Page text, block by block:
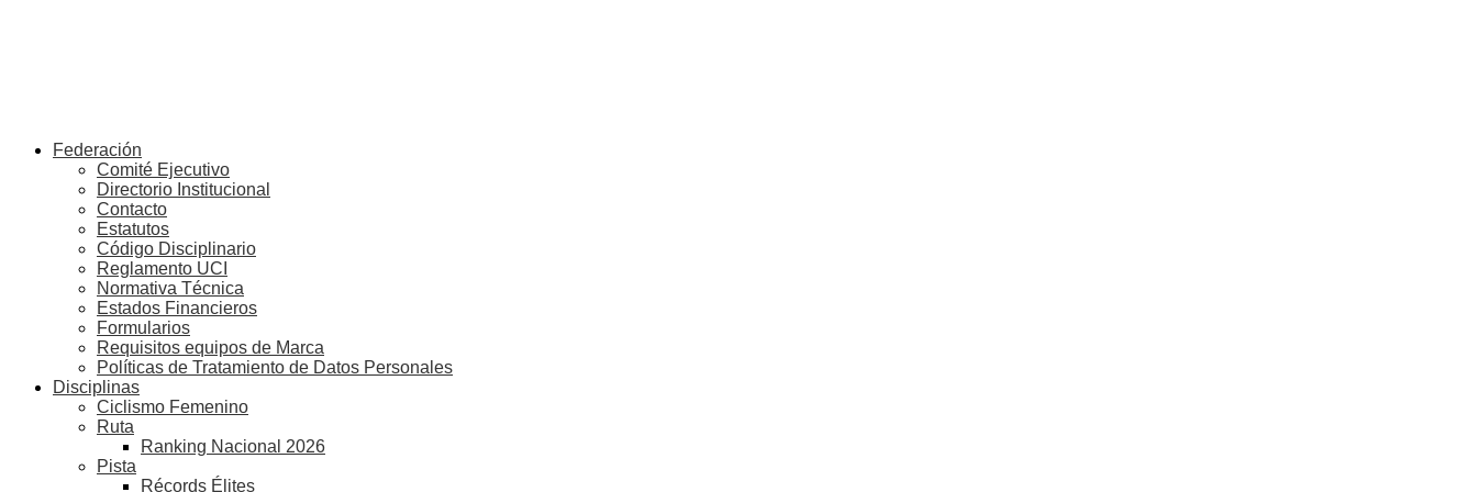
Federación
Comité Ejecutivo
Directorio Institucional
Contacto
Estatutos
Código Disciplinario
Reglamento UCI
Normativa Técnica
Estados Financieros
Formularios
Requisitos equipos de Marca
Políticas de Tratamiento de Datos Personales
Disciplinas
Ciclismo Femenino
Ruta
Ranking Nacional 2026
Pista
Récords Élites